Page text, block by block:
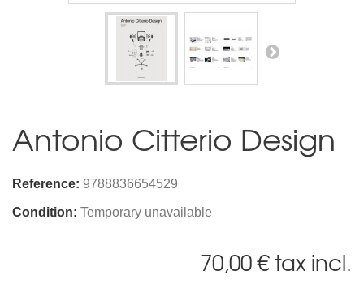
Antonio Citterio Design
Reference: 9788836654529
Condition: Temporary unavailable
70,00 €tax incl.